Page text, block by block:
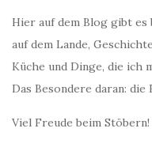
Hier auf dem Blog gibt
auf dem Lande,
Küche und Dinge, die ich
Das Besondere daran: die
Viel Freude beim Stöbern!